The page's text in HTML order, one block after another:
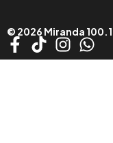
© 2026 Miranda